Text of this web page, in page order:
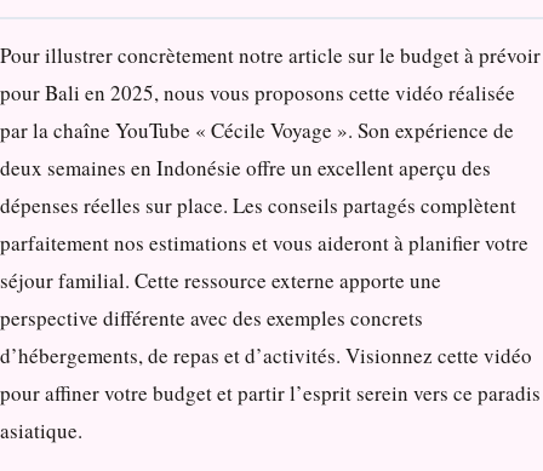
Pour illustrer concrètement notre article sur le budget à prévoir
pour Bali en 2025, nous vous proposons cette vidéo réalisée
par la chaîne YouTube « Cécile Voyage ». Son expérience de
deux semaines en Indonésie offre un excellent aperçu des
dépenses réelles sur place. Les conseils partagés complètent
parfaitement nos estimations et vous aideront à planifier votre
séjour familial. Cette ressource externe apporte une
perspective différente avec des exemples concrets
d’hébergements, de repas et d’activités. Visionnez cette vidéo
pour affiner votre budget et partir l’esprit serein vers ce paradis
asiatique.